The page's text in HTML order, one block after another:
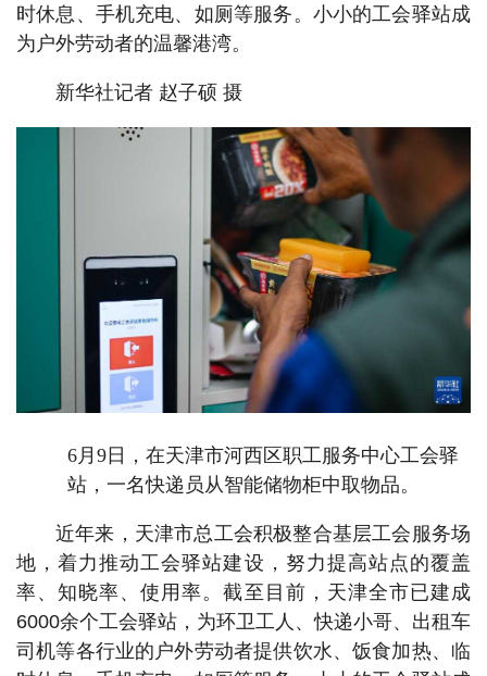
时休息、手机充电、如厕等服务。小小的工会驿站成
为户外劳动者的温馨港湾。
新华社记者 赵子硕 摄
6月9日，在天津市河西区职工服务中心工会驿
站，一名快递员从智能储物柜中取物品。
近年来，天津市总工会积极整合基层工会服务场
地，着力推动工会驿站建设，努力提高站点的覆盖
率、知晓率、使用率。截至目前，天津全市已建成
6000余个工会驿站，为环卫工人、快递小哥、出租车
司机等各行业的户外劳动者提供饮水、饭食加热、临